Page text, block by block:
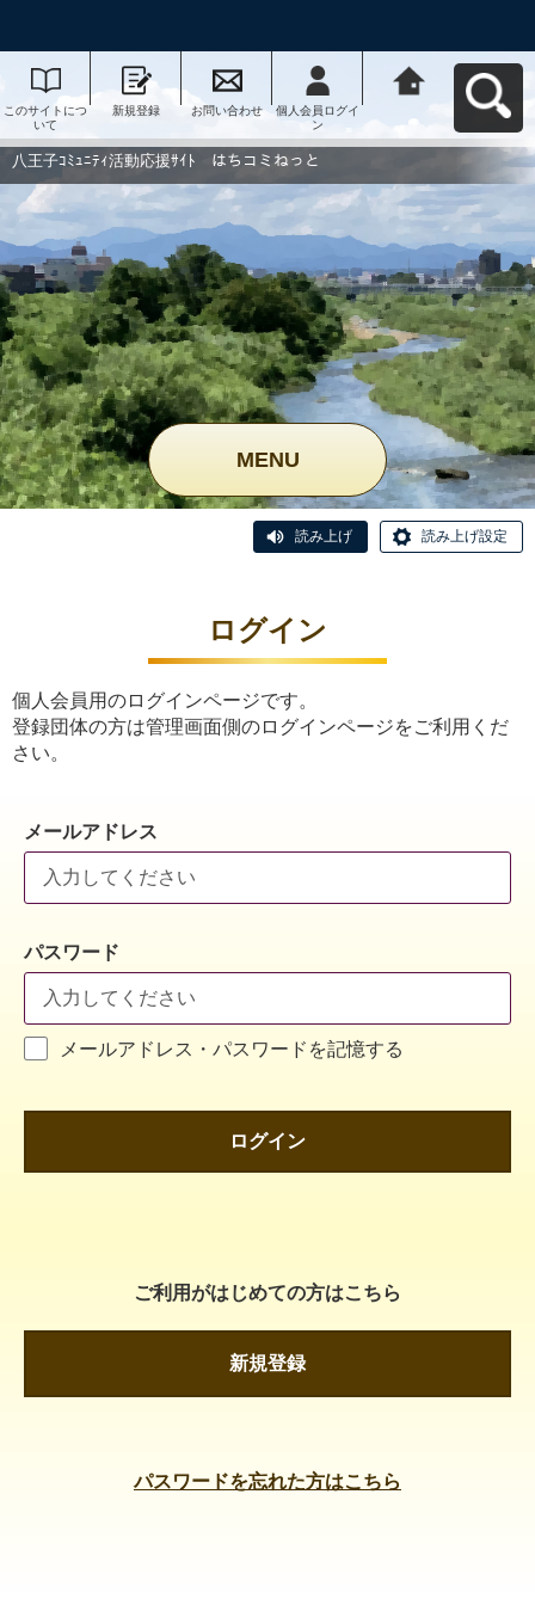
このサイトにつ
いて
新規登録 お問い合わせ
個人会員ログイ
ン
動応援ｻｲﾄ はち
コミねっとへ戻
八王子ｺﾐｭﾆﾃｨ活動応援ｻｲﾄ はちコミねっと
MENU
読み上げ 読み上げ設定
ログイン
個人会員用のログインページです。
登録団体の方は管理画面側のログインページをご利用くだ
さい。
メールアドレス
パスワード
メールアドレス・パスワードを記憶する
ログイン
ご利用がはじめての方はこちら
新規登録
パスワードを忘れた方はこちら